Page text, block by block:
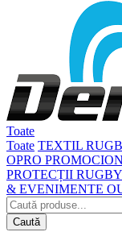
Toate
Toate TEXTIL
OPRO
PROTECȚII RUGBY
& EVENIMENTE
Caută